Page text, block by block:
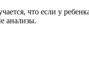
что если у
анализы.